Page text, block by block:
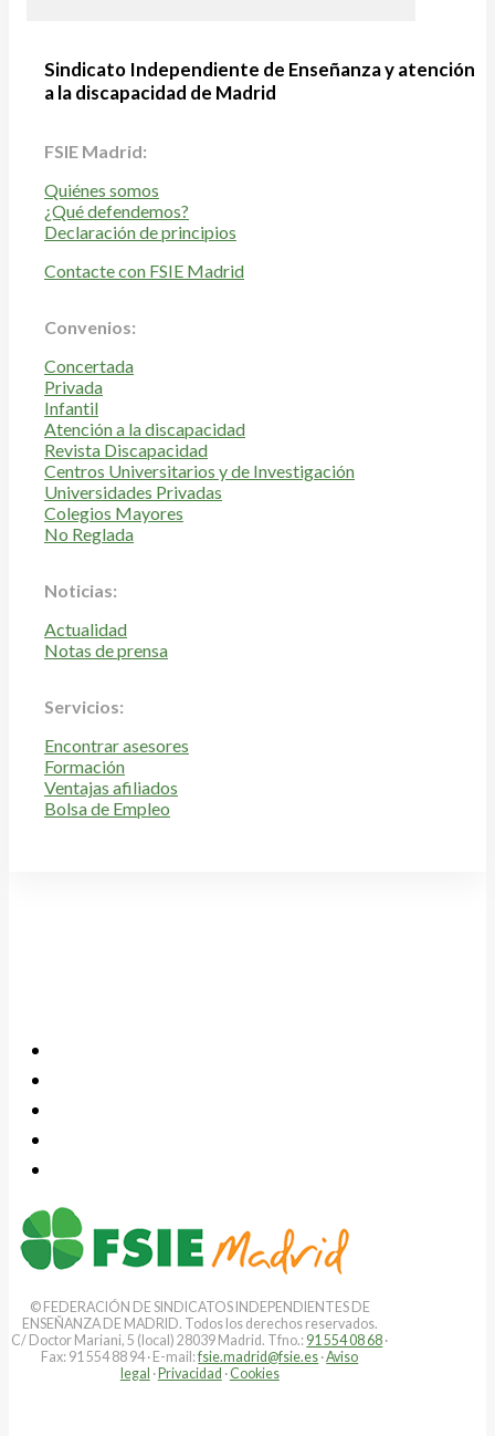
Sindicato Independiente de Enseñanza y atención
a la discapacidad de Madrid
FSIE Madrid:
Quiénes somos
¿Qué defendemos?
Declaración de principios
Contacte con FSIE Madrid
Convenios:
Concertada
Privada
Infantil
Atención a la discapacidad
Revista Discapacidad
Centros Universitarios y de Investigación
Universidades Privadas
Colegios Mayores
No Reglada
Noticias:
Actualidad
Notas de prensa
Servicios:
Encontrar asesores
Formación
Ventajas afiliados
Bolsa de Empleo
© FEDERACIÓN DE SINDICATOS INDEPENDIENTES DE
ENSEÑANZA DE MADRID. Todos los derechos reservados.
C/ Doctor Mariani, 5 (local) 28039 Madrid. Tfno.: 91 554 08 68 ·
Fax: 91 554 88 94 · E-mail:fsie.madrid@fsie.es ·Aviso
legal ·Privacidad · Cookies